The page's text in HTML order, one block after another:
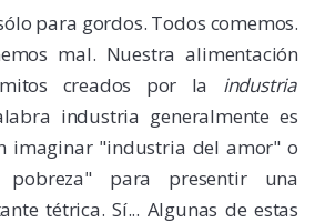
para gordos. Todos comemos.
mal. Nuestra alimentación
creados por la industria
industria generalmente es
imaginar "industria del amor" o
para presentir una
tétrica. Sí... Algunas de estas